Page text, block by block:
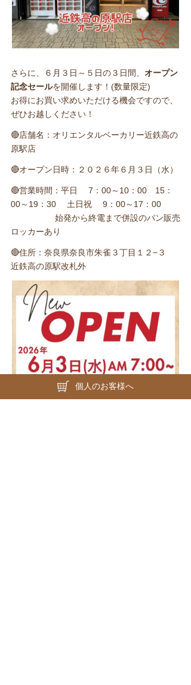
さらに、６月３日～５日の３日間、 オープン
記念セールを開催します！(数量限定)
お得にお買い求めいただける機会ですので、
ぜひお越しください！
🔴店舗名：オリエンタルベーカリー近鉄高の
原駅店
🔴オープン日時：２０２６年６月３日（水）
🔴営業時間：平日 7：00～10：00 15：
00～19：30 土日祝 9：00～17：00
始発から終電まで併設のパン販売
ロッカーあり
🔴住所：奈良県奈良市朱雀３丁目１２−３
近鉄高の原駅改札外
個人のお客様へ